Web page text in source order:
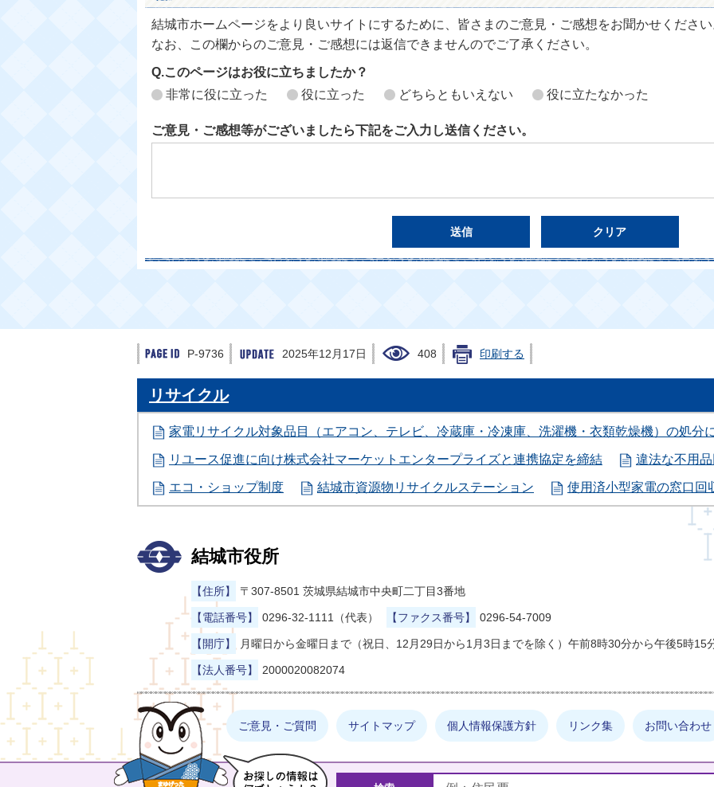
まゆげった
お探しの情報は何でしょうか？
結城市ホームページをより良いサイトにするために、皆さまのご意見・ご感想をお聞かせくださ
なお、この欄からのご意見・ご感想には返信できませんのでご了承ください。
Q.このページはお役に立ちましたか？
非常に役に立った
役に立った どちらともいえない 役に立たなかった
ご意見・ご感想等がございましたら下記をご入力し送信ください。
P-9736 2025年12月17日 408 印刷する
リサイクル
家電リサイクル対象品目（エアコン、テレビ、冷蔵庫・冷凍庫、洗濯機・衣類乾燥機）の処分
リユース促進に向け株式会社マーケットエンタープライズと連携協定を締結 違法な不用
エコ・ショップ制度 結城市資源物リサイクルステーション 使用済小型家電の窓口回
結城市役所
【住所】 〒307-8501 茨城県結城市中央町二丁目3番地
【電話番号】 0296-32-1111（代表） 【ファクス番号】 0296-54-7009
【開庁】 月曜日から金曜日まで（祝日、12月29日から1月3日までを除く）午前8時30分から午後5時15
【法人番号】 2000020082074
ご意見・ご質問 サイトマップ 個人情報保護方針 リンク集 お問い合わせ